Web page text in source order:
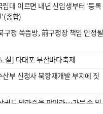
립대 이르면 내년 신입생부터 ‘등록
종합)
구청 쑥뜸방, 前구청장 책임 인정될
설] 다대포 부산바다축제
산부 신청사 북항재개발 부지에 짓
권도 말라죽을 판이라…가뭄 속 밀